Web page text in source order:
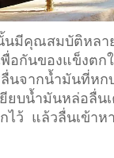
นมีคุณสมบัติหลา
พื่อกันของแข็งตก
ลื่นจากน้ำมันที่ห
ยบน้ำมันหล่อลื่น
ว้ แล้วลื่นเข้าห